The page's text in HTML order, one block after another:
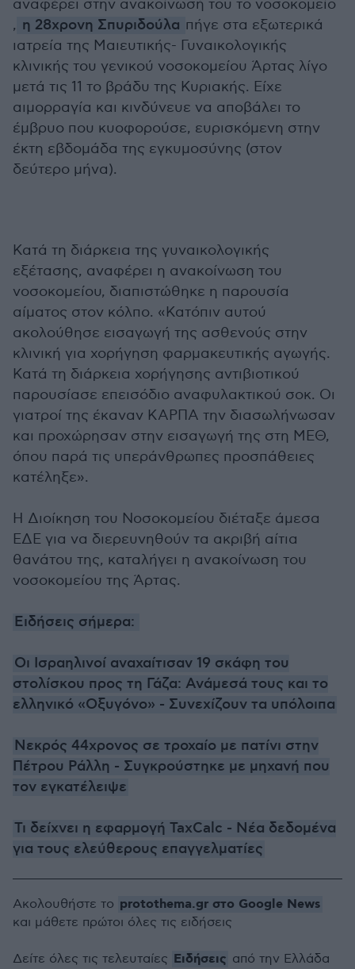
αναφέρει στην ανακοίνωσή του το νοσοκομείο
, η 28χρονη Σπυριδούλα πήγε στα εξωτερικά
ιατρεία της Μαιευτικής- Γυναικολογικής
κλινικής του γενικού νοσοκομείου Άρτας λίγο
μετά τις 11 το βράδυ της Κυριακής. Είχε
αιμορραγία και κινδύνευε να αποβάλει το
έμβρυο που κυοφορούσε, ευρισκόμενη στην
έκτη εβδομάδα της εγκυμοσύνης (στον
δεύτερο μήνα).
Κατά τη διάρκεια της γυναικολογικής
εξέτασης, αναφέρει η ανακοίνωση του
νοσοκομείου, διαπιστώθηκε η παρουσία
αίματος στον κόλπο. «Κατόπιν αυτού
ακολούθησε εισαγωγή της ασθενούς στην
κλινική για χορήγηση φαρμακευτικής αγωγής.
Κατά τη διάρκεια χορήγησης αντιβιοτικού
παρουσίασε επεισόδιο αναφυλακτικού σοκ. Οι
γιατροί της έκαναν ΚΑΡΠΑ την διασωλήνωσαν
και προχώρησαν στην εισαγωγή της στη ΜΕΘ,
όπου παρά τις υπεράνθρωπες προσπάθειες
κατέληξε».
Η Διοίκηση του Νοσοκομείου διέταξε άμεσα
ΕΔΕ για να διερευνηθούν τα ακριβή αίτια
θανάτου της, καταλήγει η ανακοίνωση του
νοσοκομείου της Άρτας.
Ειδήσεις σήμερα:
Οι Ισραηλινοί αναχαίτισαν 19 σκάφη του
στολίσκου προς τη Γάζα: Ανάμεσά τους και το
ελληνικό «Οξυγόνο» - Συνεχίζουν τα υπόλοιπα
Νεκρός 44χρονος σε τροχαίο με πατίνι στην
Πέτρου Ράλλη - Συγκρούστηκε με μηχανή που
τον εγκατέλειψε
Τι δείχνει η εφαρμογή TaxCalc - Νέα δεδομένα
για τους ελεύθερους επαγγελματίες
Ακολουθήστε το protothema.gr στο Google News
και μάθετε πρώτοι όλες τις ειδήσεις
Δείτε όλες τις τελευταίες Ειδήσεις από την Ελλάδα